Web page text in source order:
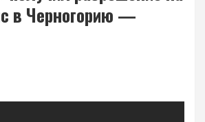
в Черногорию —